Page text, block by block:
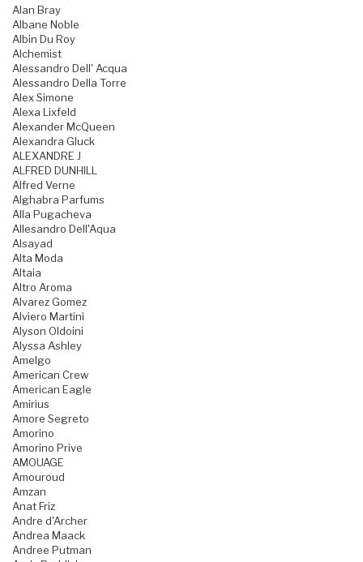
Alan Bray
Albane Noble
Albin Du Roy
Alchemist
Alessandro Dell' Acqua
Alessandro Della Torre
Alex Simone
Alexa Lixfeld
Alexander McQueen
Alexandra Gluck
ALEXANDRE J
ALFRED DUNHILL
Alfred Verne
Alghabra Parfums
Alla Pugacheva
Allesandro Dell'Aqua
Alsayad
Alta Moda
Altaia
Altro Aroma
Alvarez Gomez
Alviero Martini
Alyson Oldoini
Alyssa Ashley
Amelgo
American Crew
American Eagle
Amirius
Amore Segreto
Amorino
Amorino Prive
AMOUAGE
Amouroud
Amzan
Anat Friz
Andre d'Archer
Andrea Maack
Andree Putman